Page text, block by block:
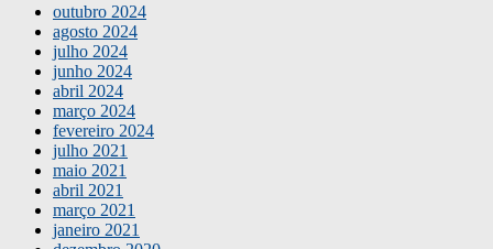
outubro 2024
agosto 2024
julho 2024
junho 2024
abril 2024
março 2024
fevereiro 2024
julho 2021
maio 2021
abril 2021
março 2021
janeiro 2021